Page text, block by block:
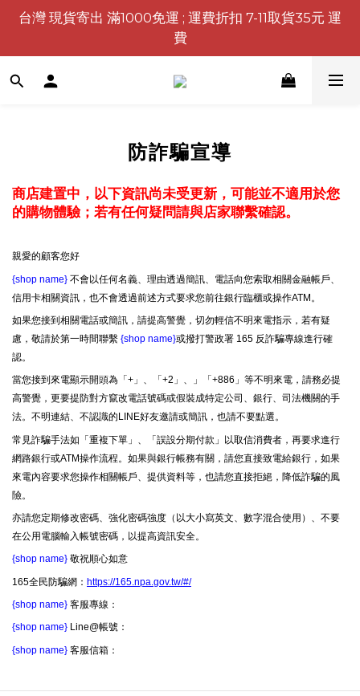
台灣 現貨寄出 滿1000免運 ; 運費折扣 7-11取貨35元 運
費
防詐騙宣導
商店建置中，以下資訊尚未受更新，可能並不適用於您
的購物體驗；若有任何疑問請與店家聯繫確認。
親愛的顧客您好
{shop name} 不會以任何名義、理由透過簡訊、電話向您索取相關金融帳戶、
信用卡相關資訊，也不會透過前述方式要求您前往銀行臨櫃或操作ATM。
如果您接到相關電話或簡訊，請提高警覺，切勿輕信不明來電指示，若有疑
慮，敬請於第一時間聯繫 {shop name}或撥打警政署 165 反詐騙專線進行確
認。
當您接到來電顯示開頭為「+」、「+2」、」「+886」等不明來電，請務必提
高警覺，更要提防對方竄改電話號碼或假裝成特定公司、銀行、司法機關的手
法。不明連結、不認識的LINE好友邀請或簡訊，也請不要點選。
常見詐騙手法如「重複下單」、「誤設分期付款」以取信消費者，再要求進行
網路銀行或ATM操作流程。如果與銀行帳務有關，請您直接致電給銀行，如果
來電內容要求您操作相關帳戶、提供資料等，也請您直接拒絕，降低詐騙的風
險。
亦請您定期修改密碼、強化密碼強度（以大小寫英文、數字混合使用）、不要
在公用電腦輸入帳號密碼，以提高資訊安全。
{shop name} 敬祝順心如意
165全民防騙網： https://165.npa.gov.tw/#/
{shop name} 客服專線：
{shop name} Line@帳號：
{shop name} 客服信箱：